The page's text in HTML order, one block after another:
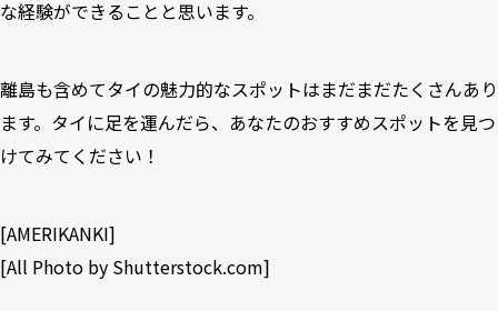
な経験ができることと思います。
離島も含めてタイの魅力的なスポットはまだまだたくさんあり
ます。タイに足を運んだら、あなたのおすすめスポットを見つ
けてみてください！
[AMERIKANKI]
[All Photo by Shutterstock.com]